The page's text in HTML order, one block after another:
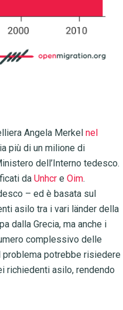
Angela Merkel nel
più di un milione di
dell’Interno tedesco.
da Unhcr e Oim.
– ed è basata sul
asilo tra i vari länder della
dalla Grecia, ma anche i
complessivo delle
problema potrebbe risiedere
richiedenti asilo, rendendo